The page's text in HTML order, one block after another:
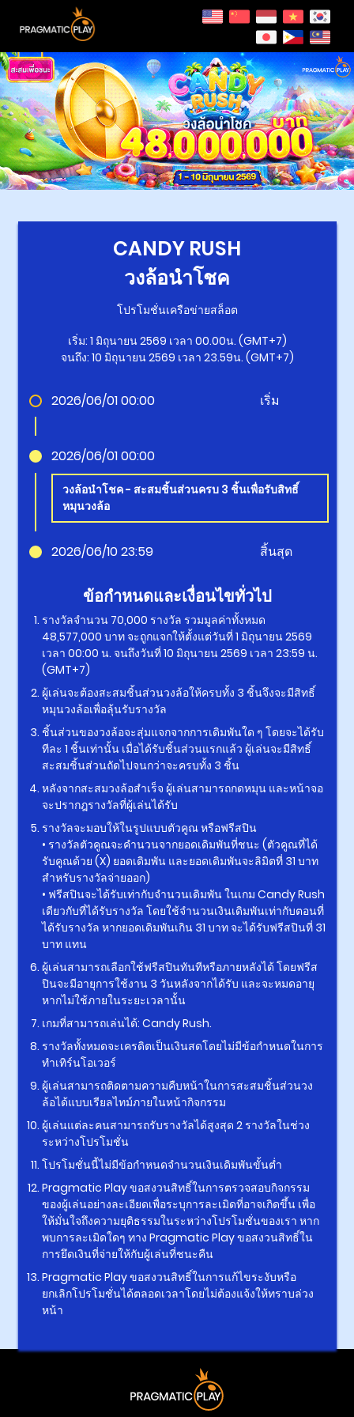
CANDY RUSH
วงล้อนำโชค
โปรโมชั่นเครือข่ายสล็อต
เริ่ม: 1 มิถุนายน 2569 เวลา 00.00น. (GMT+7)
จนถึง: 10 มิถุนายน 2569 เวลา 23.59น. (GMT+7)
2026/06/01 00:00 เริ่ม
2026/06/01 00:00
วงล้อนำโชค - สะสมชิ้นส่วนครบ 3 ชิ้นเพื่อรับสิทธิ์
หมุนวงล้อ
2026/06/10 23:59 สิ้นสุด
ข้อกำหนดและเงื่อนไขทั่วไป
รางวัลจำนวน 70,000 รางวัล รวมมูลค่าทั้งหมด
48,577,000 บาท จะถูกแจกให้ตั้งแต่วันที่ 1 มิถุนายน 2569
เวลา 00:00 น. จนถึงวันที่ 10 มิถุนายน 2569 เวลา 23:59 น.
(GMT+7)
ผู้เล่นจะต้องสะสมชิ้นส่วนวงล้อให้ครบทั้ง 3 ชิ้นจึงจะมีสิทธิ์
หมุนวงล้อเพื่อลุ้นรับรางวัล
ชิ้นส่วนของวงล้อจะสุ่มแจกจากการเดิมพันใด ๆ โดยจะได้รับ
ทีละ 1 ชิ้นเท่านั้น เมื่อได้รับชิ้นส่วนแรกแล้ว ผู้เล่นจะมีสิทธิ์
สะสมชิ้นส่วนถัดไปจนกว่าจะครบทั้ง 3 ชิ้น
หลังจากสะสมวงล้อสำเร็จ ผู้เล่นสามารถกดหมุน และหน้าจอ
จะปรากฎรางวัลที่ผู้เล่นได้รับ
รางวัลจะมอบให้ในรูปแบบตัวคูณ หรือฟรีสปิน
• รางวัลตัวคูณจะคำนวนจากยอดเดิมพันที่ชนะ (ตัวคูณที่ได้
รับคูณด้วย (X) ยอดเดิมพัน และยอดเดิมพันจะลิมิตที่ 31 บาท
สำหรับรางวัลจ่ายออก)
• ฟรีสปินจะได้รับเท่ากับจำนวนเดิมพัน ในเกม Candy Rush
เดียวกับที่ได้รับรางวัล โดยใช้จำนวนเงินเดิมพันเท่ากับตอนที่
ได้รับรางวัล หากยอดเดิมพันเกิน 31 บาท จะได้รับฟรีสปินที่ 31
บาท แทน
ผู้เล่นสามารถเลือกใช้ฟรีสปินทันทีหรือภายหลังได้ โดยฟรีส
ปินจะมีอายุการใช้งาน 3 วันหลังจากได้รับ และจะหมดอายุ
หากไม่ใช้ภายในระยะเวลานั้น
เกมที่สามารถเล่นได้: Candy Rush.
รางวัลทั้งหมดจะเครดิตเป็นเงินสดโดยไม่มีข้อกำหนดในการ
ทำเทิร์นโอเวอร์
ผู้เล่นสามารถติดตามความคืบหน้าในการสะสมชิ้นส่วนวง
ล้อได้แบบเรียลไทม์ภายในหน้ากิจกรรม
ผู้เล่นแต่ละคนสามารถรับรางวัลได้สูงสุด 2 รางวัลในช่วง
ระหว่างโปรโมชั่น
โปรโมชั่นนี้ไม่มีข้อกำหนดจำนวนเงินเดิมพันขั้นต่ำ
Pragmatic Play ขอสงวนสิทธิ์ในการตรวจสอบกิจกรรม
ของผู้เล่นอย่างละเอียดเพื่อระบุการละเมิดที่อาจเกิดขึ้น เพื่อ
ให้มั่นใจถึงความยุติธรรมในระหว่างโปรโมชั่นของเรา หาก
พบการละเมิดใดๆ ทาง Pragmatic Play ขอสงวนสิทธิ์ใน
การยึดเงินที่จ่ายให้กับผู้เล่นที่ชนะคืน
Pragmatic Play ขอสงวนสิทธิ์ในการแก้ไขระงับหรือ
ยกเลิกโปรโมชั่นได้ตลอดเวลาโดยไม่ต้องแจ้งให้ทราบล่วง
หน้า